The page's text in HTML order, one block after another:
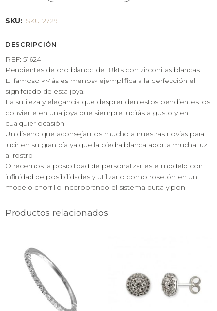
SKU: SKU 2729
DESCRIPCIÓN
REF: 51624
Pendientes de oro blanco de 18kts con zirconitas blancas
El famoso «Más es menos» ejemplifica a la perfección el
signifciado de esta joya.
La sutileza y elegancia que desprenden estos pendientes los
convierte en una joya que siempre lucirás a gusto y en
cualquier ocasión
Un diseño que aconsejamos mucho a nuestras novias para
lucir en su gran día ya que la piedra blanca aporta mucha luz
al rostro
Ofrecemos la posibilidad de personalizar este modelo con
infinidad de posibilidades y utilizarlo como rosetón en un
modelo chorrillo incorporando el sistema quita y pon
Productos relacionados